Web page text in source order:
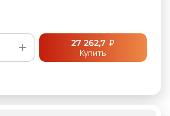
27 262,7 ₽
Купить